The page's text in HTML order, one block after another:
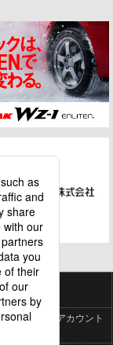
基本方針
ディア公式アカウント